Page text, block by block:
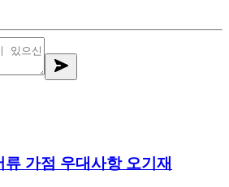
류 가점 우대사항 오기재